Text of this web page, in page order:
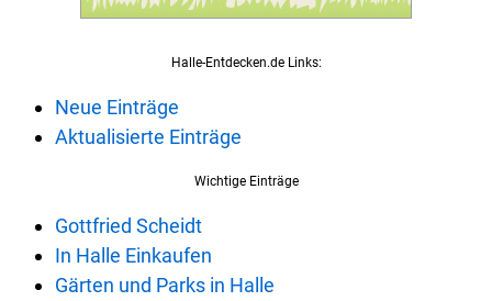
Halle-Entdecken.de Links:
Neue Einträge
Aktualisierte Einträge
Wichtige Einträge
Gottfried Scheidt
In Halle Einkaufen
Gärten und Parks in Halle